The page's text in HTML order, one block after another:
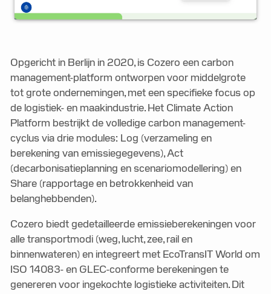
Opgericht in Berlijn in 2020, is Cozero een carbon
management-platform ontworpen voor middelgrote
tot grote ondernemingen, met een specifieke focus op
de logistiek- en maakindustrie. Het Climate Action
Platform bestrijkt de volledige carbon management-
cyclus via drie modules: Log (verzameling en
berekening van emissiegegevens), Act
(decarbonisatieplanning en scenariomodellering) en
Share (rapportage en betrokkenheid van
belanghebbenden).
Cozero biedt gedetailleerde emissieberekeningen voor
alle transportmodi (weg, lucht, zee, rail en
binnenwateren) en integreert met EcoTransIT World om
ISO 14083- en GLEC-conforme berekeningen te
genereren voor ingekochte logistieke activiteiten. Dit